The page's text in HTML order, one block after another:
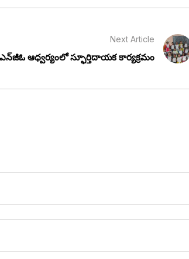
Next Article
ఎన్‌జీఓ ఆధ్వర్యంలో స్ఫూర్తిదాయక కార్యక్రమం